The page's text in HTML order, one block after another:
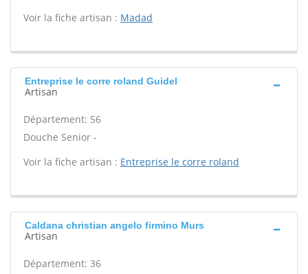
Voir la fiche artisan : Madad
Entreprise le corre roland Guidel
Artisan
Département: 56
Douche Senior -
Voir la fiche artisan : Entreprise le corre roland
Caldana christian angelo firmino Murs
Artisan
Département: 36